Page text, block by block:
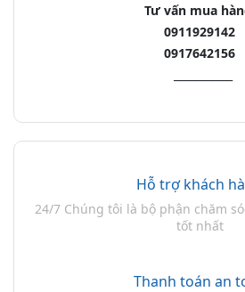
Tư vấn mua
0911929142
0917642156
Hỗ trợ khách
24/7 Chúng tôi là bộ phận chăm
tốt nhất
Thanh toán an